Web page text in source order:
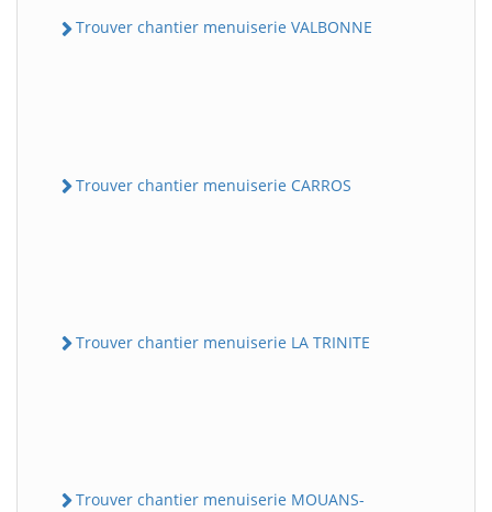
Trouver chantier menuiserie VALBONNE
Trouver chantier menuiserie CARROS
Trouver chantier menuiserie LA TRINITE
Trouver chantier menuiserie MOUANS-